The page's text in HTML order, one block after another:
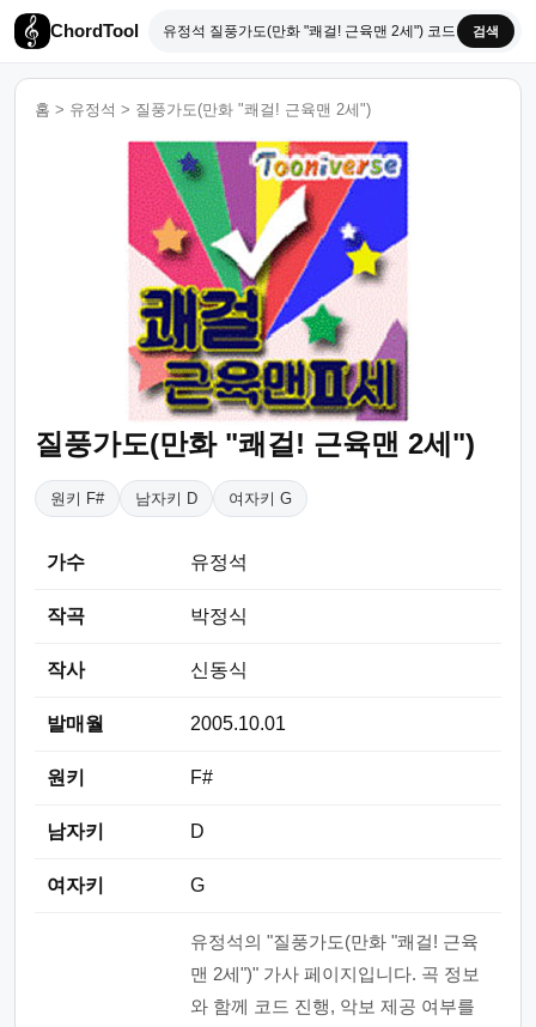
ChordTool 검색
홈 > 유정석 > 질풍가도(만화 "쾌걸! 근육맨 2세")
질풍가도(만화 "쾌걸! 근육맨 2세")
원키 F# 남자키 D 여자키 G
가수 유정석
작곡 박정식
작사 신동식
발매월 2005.10.01
원키 F#
남자키 D
여자키 G
유정석의 "질풍가도(만화 "쾌걸! 근육
맨 2세")" 가사 페이지입니다. 곡 정보
와 함께 코드 진행, 악보 제공 여부를